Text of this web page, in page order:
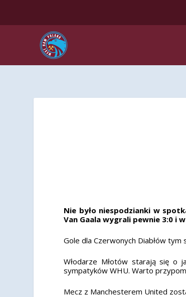
Nie było niespodzianki w
Van Gaala wygrali pewnie 3:0 i
Gole dla Czerwonych Diabłów tym
Włodarze Młotów starają się o
sympatyków WHU. Warto
Mecz z Manchesterem United